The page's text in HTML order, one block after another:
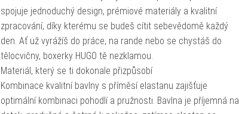
spojuje jednoduchý design, prémiové materiály a kvalitní
zpracování, díky kterému se budeš cítit sebevědomě každý
den. Ať už vyrážíš do práce, na rande nebo se chystáš do
tělocvičny, boxerky HUGO tě nezklamou.
Materiál, který se ti dokonale přizpůsobí
Kombinace kvalitní bavlny s příměsí elastanu zajišťuje
optimální kombinaci pohodlí a pružnosti. Bavlna je příjemná na